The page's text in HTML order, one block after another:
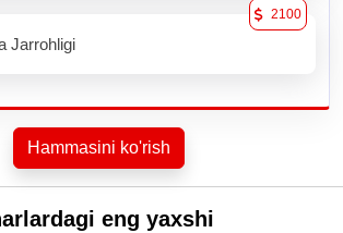
Jarrohligi
2100
Hammasini ko'rish
eng yaxshi